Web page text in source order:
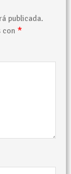
publicada.
con *